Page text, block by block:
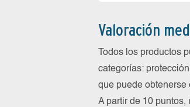
Valoración
Todos los productos
categorías:
que puede obtenerse
A partir de 10 puntos,